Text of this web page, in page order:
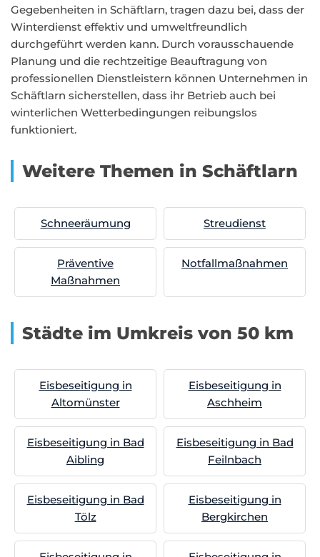
Gegebenheiten in Schäftlarn, tragen dazu bei, dass der
Winterdienst effektiv und umweltfreundlich
durchgeführt werden kann. Durch vorausschauende
Planung und die rechtzeitige Beauftragung von
professionellen Dienstleistern können Unternehmen in
Schäftlarn sicherstellen, dass ihr Betrieb auch bei
winterlichen Wetterbedingungen reibungslos
funktioniert.
Weitere Themen in Schäftlarn
Schneeräumung Streudienst
Präventive
Maßnahmen
Notfallmaßnahmen
Städte im Umkreis von 50 km
Eisbeseitigung in
Altomünster
Eisbeseitigung in
Aschheim
Eisbeseitigung in Bad
Aibling
Eisbeseitigung in Bad
Feilnbach
Eisbeseitigung in Bad
Tölz
Eisbeseitigung in
Bergkirchen